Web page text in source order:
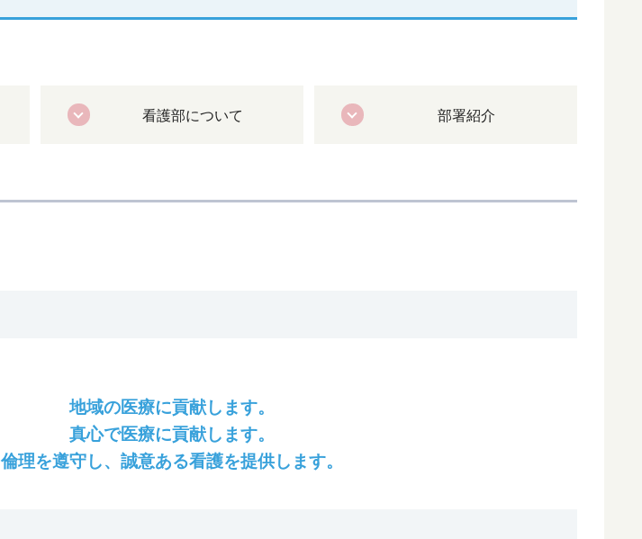
看護部について 部署紹介
地域の医療に貢献します。
真心で医療に貢献します。
倫理を遵守し、誠意ある看護を提供します。